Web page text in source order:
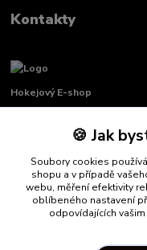
Kontakty
Hokejový E-shop
Renata
+420 739 339 689
Po-Pá, 8:00-
info@hockeydefender.cz
🍪 Jak
Soubory cookies
shopu a v případě
webu, měření efektivity
oblíbeného nastavení
odpovídajících